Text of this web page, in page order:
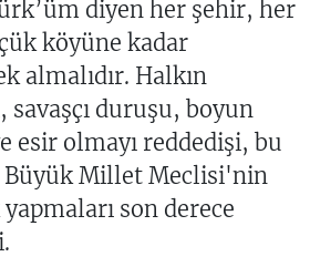
diyen her şehir, her
köyüne kadar
almalıdır. Halkın
duruşu, boyun
esir olmayı reddedişi, bu
Millet Meclisi'nin
son derece